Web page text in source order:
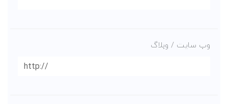
وب سایت / وبلاگ